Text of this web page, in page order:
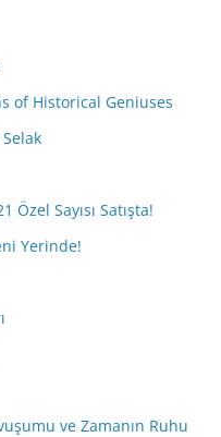
of Historical Geniuses
Sayısı Satışta!
Yerinde!
ve Zamanın Ruhu